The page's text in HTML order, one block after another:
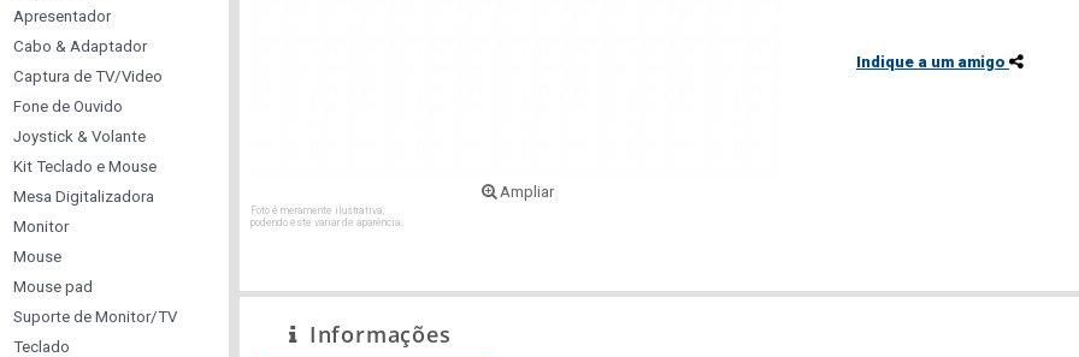
Apresentador
Cabo & Adaptador
Captura de TV/Video
Fone de Ouvido
Joystick & Volante
Kit Teclado e Mouse
Mesa Digitalizadora
Monitor
Mouse
Mouse pad
Suporte de Monitor/TV
Teclado
Ampliar
Foto é meramente ilustrativa,
podendo este variar de aparência.
Indique a um amigo
Informações